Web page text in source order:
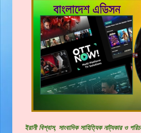
ইরানী বিশ্বাস, সাংবাদিক সাহিত্যিক নাট্যকার ও